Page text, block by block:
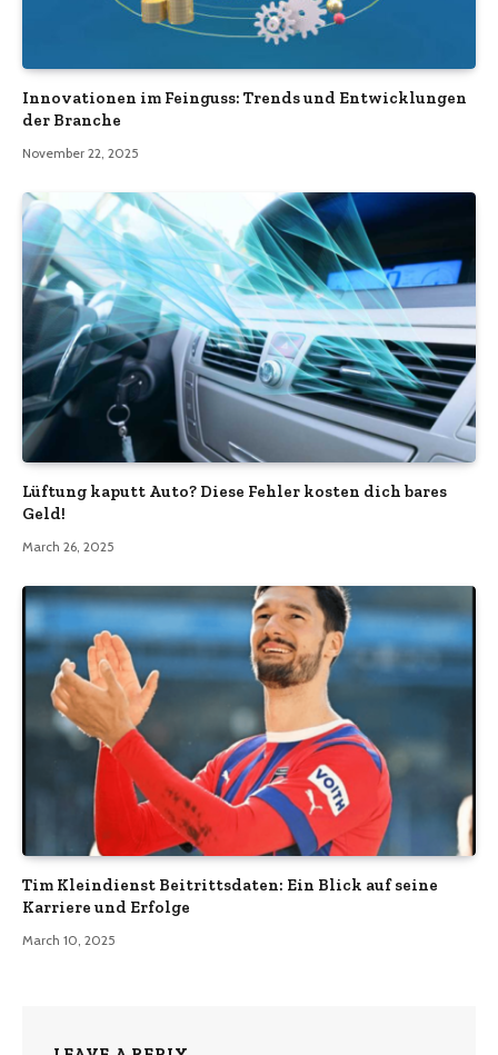
Innovationen im Feinguss: Trends und Entwicklungen
der Branche
November 22, 2025
Lüftung kaputt Auto? Diese Fehler kosten dich bares
Geld!
March 26, 2025
Tim Kleindienst Beitrittsdaten: Ein Blick auf seine
Karriere und Erfolge
March 10, 2025